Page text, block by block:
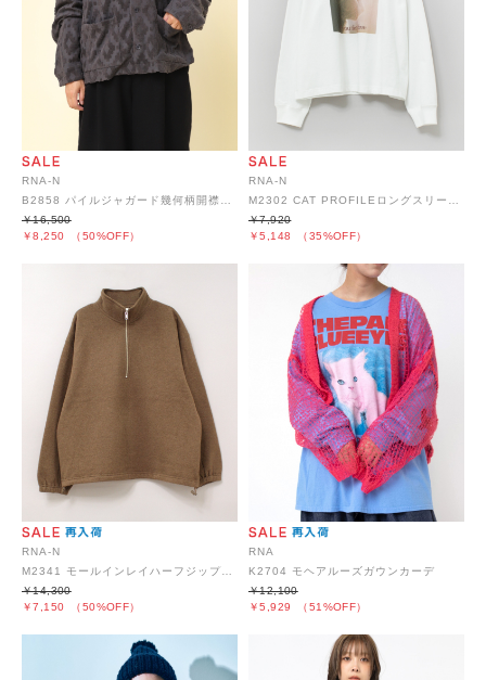
RNA-N
￥8,250 （50%OFF）
￥16,500
RNA-N
￥5,148 （35%OFF）
￥7,920
RNA-N
M2341 モールインレイハーフジッププルオーバー
￥7,150 （50%OFF）
￥14,300
RNA
K2704 モヘアルーズガウンカーデ
￥5,929 （51%OFF）
￥12,100